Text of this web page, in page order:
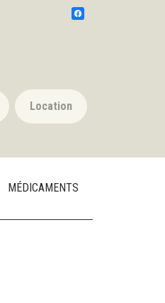
Location
MÉDICAMENTS